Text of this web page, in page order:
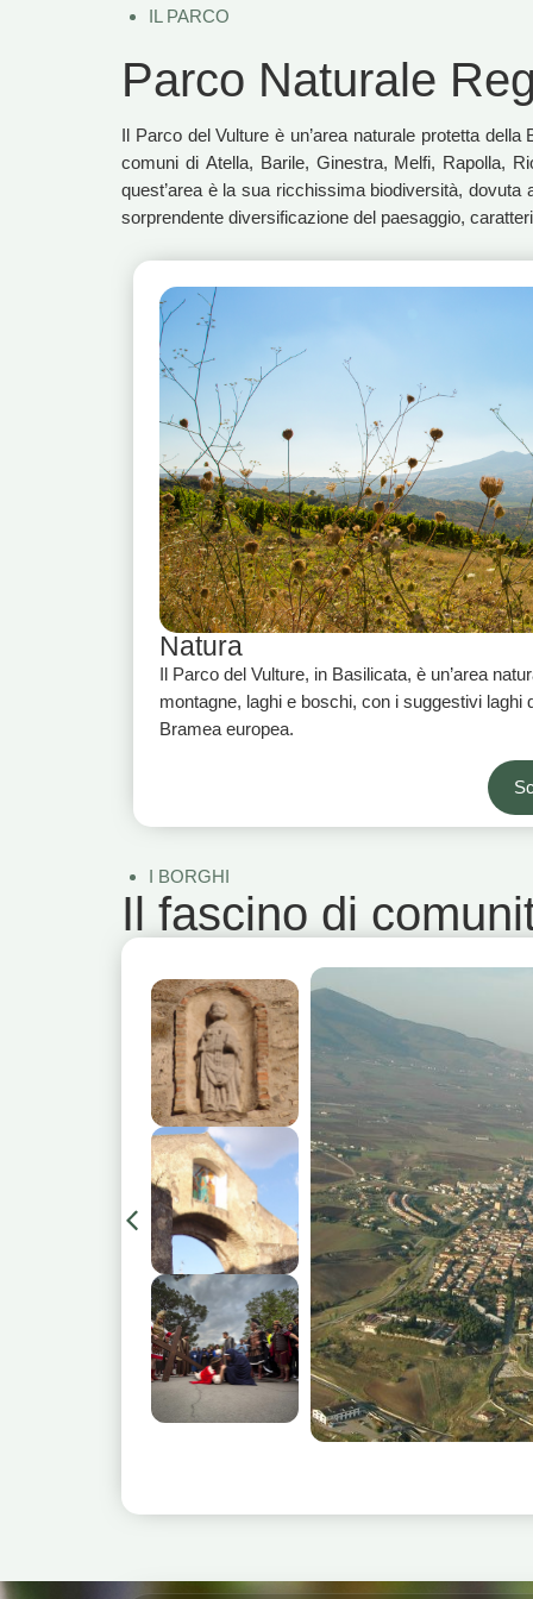
IL PARCO
Parco Naturale
Il Parco del Vulture è un’area naturale protetta
comuni di Atella, Barile, Ginestra, Melfi, Rapolla,
quest’area è la sua ricchissima biodiversità,
sorprendente diversificazione del paesaggio,
Natura
Il Parco del Vulture, in Basilicata, è un’area
montagne, laghi e boschi, con i suggestivi laghi
Bramea europea.
I BORGHI
Il fascino di